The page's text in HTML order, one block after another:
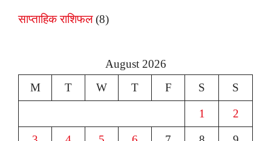
साप्ताहिक राशिफल(8)
August 2026
M
T W T F S S
1 2